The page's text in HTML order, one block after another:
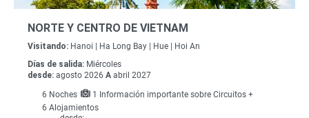
NORTE Y CENTRO DE VIETNAM
Visitando: Hanoi | Ha Long Bay | Hue | Hoi An
Días de salida: Miércoles
desde: agosto 2026 A abril 2027
6 Noches
1 Información importante sobre Circuitos +
6 Alojamientos